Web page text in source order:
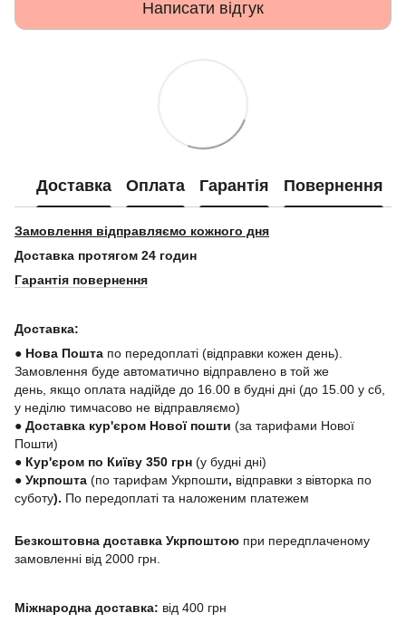
Написати відгук
Доставка Оплата Гарантія Повернення
Замовлення відправляємо кожного дня
Доставка протягом 24 годин
Гарантія повернення
Доставка:
● Нова Пошта по передоплаті (відправки кожен день).
Замовлення буде автоматично відправлено в той же
день, якщо оплата надійде до 16.00 в будні дні (до 15.00 у сб,
у неділю тимчасово не відправляємо)
● Доставка кур'єром Нової пошти (за тарифами Нової
Пошти)
● Кур'єром по Київу 350 грн (у будні дні)
● Укрпошта (по тарифам Укрпошти, відправки з вівторка по
суботу). По передоплаті та наложеним платежем
Безкоштовна доставка Укрпоштою при передплаченому
замовленні від 2000 грн.
Міжнародна доставка: від 400 грн